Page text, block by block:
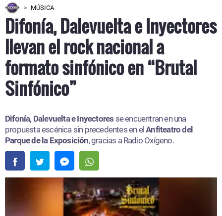
MÚSICA
Difonía, Dalevuelta e Inyectores
llevan el rock nacional a
formato sinfónico en “Brutal
Sinfónico”
Difonía, Dalevuelta e Inyectores se encuentran en una
propuesta escénica sin precedentes en elAnfiteatro del
Parque de la Exposición, gracias a Radio Oxígeno.